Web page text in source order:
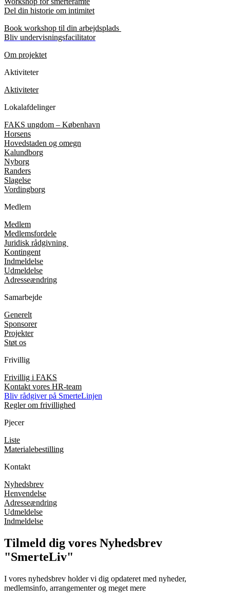
Del din historie om intimitet
Book workshop til din arbejdsplads
Bliv undervisningsfacilitator
Om projektet
Aktiviteter
Aktiviteter
Lokalafdelinger
FAKS ungdom – København
Horsens
Hovedstaden og omegn
Kalundborg
Nyborg
Randers
Slagelse
Vordingborg
Medlem
Medlem
Medlemsfordele
Juridisk rådgivning
Kontingent
Indmeldelse
Udmeldelse
Adresseændring
Samarbejde
Generelt
Sponsorer
Projekter
Støt os
Frivillig
Frivillig i FAKS
Kontakt vores HR-team
Bliv rådgiver på SmerteLinjen
Regler om frivillighed
Pjecer
Liste
Materialebestilling
Kontakt
Nyhedsbrev
Henvendelse
Adresseændring
Udmeldelse
Indmeldelse
Tilmeld dig vores Nyhedsbrev
"SmerteLiv"
I vores nyhedsbrev holder vi dig opdateret med nyheder,
medlemsinfo, arrangementer og meget mere